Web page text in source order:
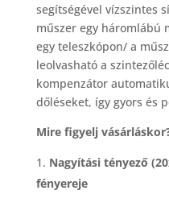
segítségével vízszintes
műszer egy háromlábú
egy teleszkópon/ a
leolvasható a
kompenzátor
dőléseket, így gyors és
Mire figyelj
Nagyítási tényező
fényereje